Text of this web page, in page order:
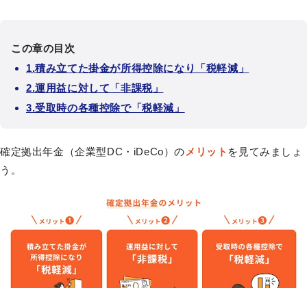
この章の目次
1.積み立てた掛金が所得控除になり「税軽減」
2.運用益に対して「非課税」
3.受取時の各種控除で「税軽減」
確定拠出年金（企業型DC・iDeCo）の メリット を見てみましょ
う。